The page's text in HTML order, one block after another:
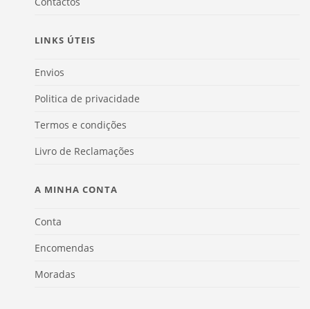
LINKS ÚTEIS
Envios
Politica de privacidade
Termos e condições
Livro de Reclamações
A MINHA CONTA
Conta
Encomendas
Moradas